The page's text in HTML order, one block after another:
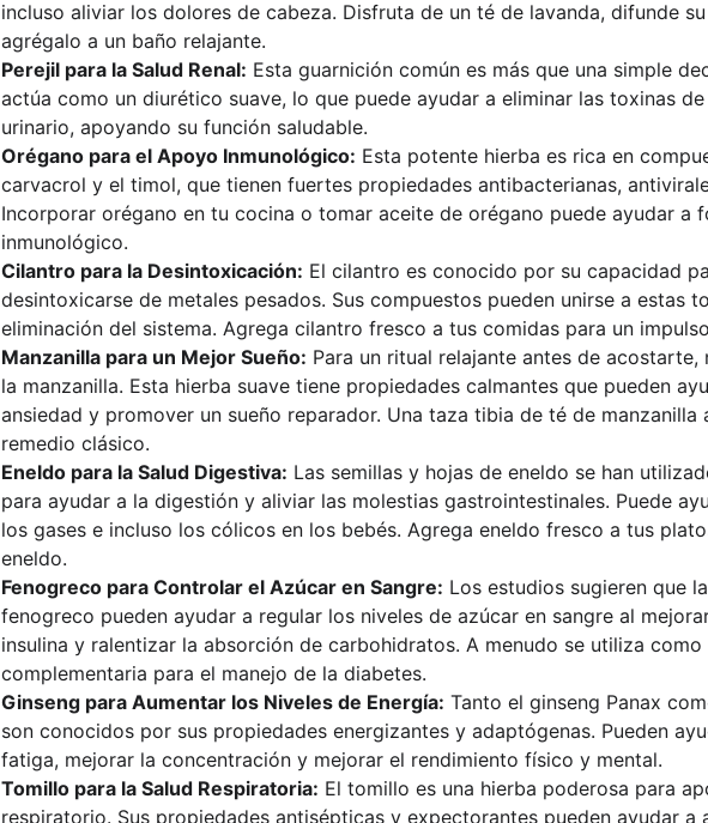
incluso aliviar los dolores de cabeza. Disfruta de un té de lavanda, difunde
agrégalo a un baño relajante.
Perejil para la Salud Renal: Esta guarnición común es más que una simple
actúa como un diurético suave, lo que puede ayudar a eliminar las toxinas
urinario, apoyando su función saludable.
Orégano para el Apoyo Inmunológico: Esta potente hierba es rica en
carvacrol y el timol, que tienen fuertes propiedades antibacterianas,
Incorporar orégano en tu cocina o tomar aceite de orégano puede ayudar a
inmunológico.
Cilantro para la Desintoxicación: El cilantro es conocido por su capacidad
desintoxicarse de metales pesados. Sus compuestos pueden unirse a estas
eliminación del sistema. Agrega cilantro fresco a tus comidas para un
Manzanilla para un Mejor Sueño: Para un ritual relajante antes de
la manzanilla. Esta hierba suave tiene propiedades calmantes que pueden
ansiedad y promover un sueño reparador. Una taza tibia de té de
remedio clásico.
Eneldo para la Salud Digestiva: Las semillas y hojas de eneldo se han
para ayudar a la digestión y aliviar las molestias gastrointestinales. Puede
los gases e incluso los cólicos en los bebés. Agrega eneldo fresco a tus
eneldo.
Fenogreco para Controlar el Azúcar en Sangre: Los estudios sugieren que
fenogreco pueden ayudar a regular los niveles de azúcar en sangre al
insulina y ralentizar la absorción de carbohidratos. A menudo se utiliza
complementaria para el manejo de la diabetes.
Ginseng para Aumentar los Niveles de Energía: Tanto el ginseng Panax
son conocidos por sus propiedades energizantes y adaptógenas. Pueden
fatiga, mejorar la concentración y mejorar el rendimiento físico y mental.
Tomillo para la Salud Respiratoria: El tomillo es una hierba poderosa para
respiratorio. Sus propiedades antisépticas y expectorantes pueden ayudar